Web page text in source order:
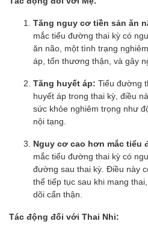
Tăng nguy cơ tiền sản ăn
mắc tiểu đường thai kỳ có
ăn não, một tình trạng
áp, tổn thương thận, và gây
Tăng huyết áp: Tiểu đường
huyết áp trong thai kỳ, điều
sức khỏe nghiêm trọng như
nội tạng.
Nguy cơ cao hơn mắc tiểu
mắc tiểu đường thai kỳ có
đường sau thai kỳ. Điều này
thể tiếp tục sau khi mang
dõi cẩn thận.
Tác động đối với Thai Nhi: